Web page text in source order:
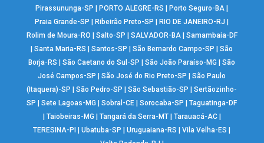
Pirassununga-SP
PORTO ALEGRE-RS Porto Seguro-BA
Praia Grande-SP
Ribeirão Preto-SP RIO DE JANEIRO-RJ
Rolim de Moura-RO
Salto-SP SALVADOR-BA| Samambaia-DF
|Santa Maria-RS |Santos-SP |São Bernardo Campo-SP |São
Borja-RS
|São Caetano do Sul-SP |São João Paraíso-MG |São
José Campos-SP
|São José do Rio Preto-SP |São Paulo
(Itaquera)-SP
|São Pedro-SP |São Sebastião-SP |Sertãozinho-
SP
|Sete Lagoas-MG |Sobral-CE |Sorocaba-SP |Taguatinga-DF
Taiobeiras-MG Tangará da Serra-MT| Tarauacá-AC|
TERESINA-PI
|Ubatuba-SP |Uruguaiana-RS |Vila Velha-ES